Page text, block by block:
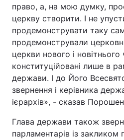
право, а, на мою думку,
церкву створити. І не
продемонструвати таку
продемонстрували
церкви нового і новітнього
конституційовані лише в
держави. І до Його
звернення і керівника
ієрархів», - сказав
Глава держави також
парламентарів із закликом